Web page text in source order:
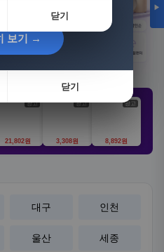
광고
21,802원
광고
3,308원
광고
8,892원
대구 인천
울산 세종
닫기
보기 →
닫기
보기 →
닫기
▶